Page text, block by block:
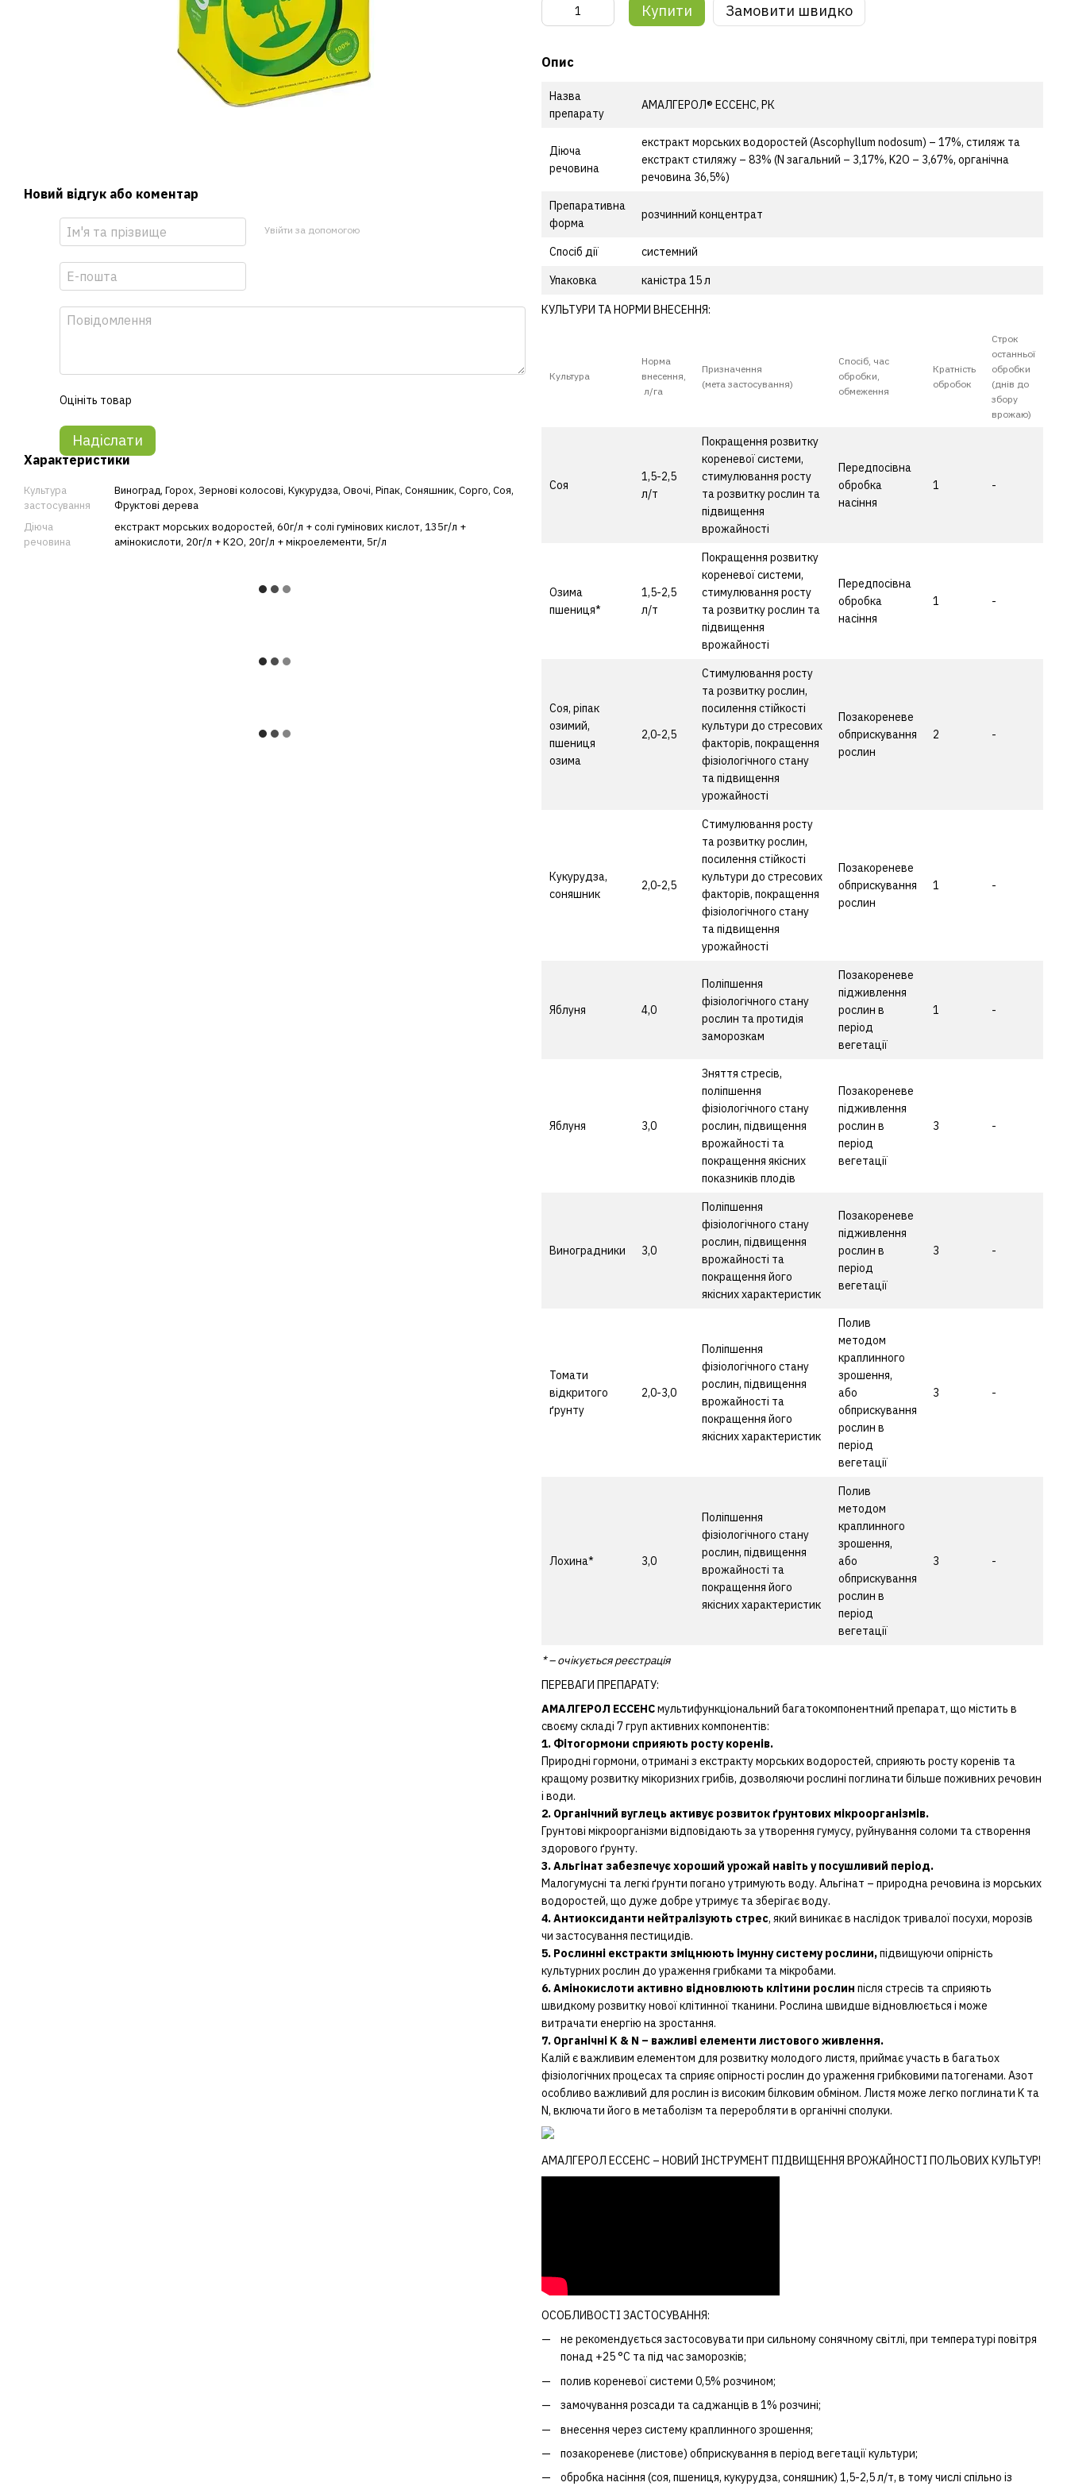
Новий відгук або коментар
Увійти за допомогою
Оцініть товар
Надіслати
Характеристики
Культура
застосування
Виноград, Горох, Зернові колосові, Кукурудза, Овочі, Ріпак, Соняшник, Сорго, Соя,
Фруктові дерева
Діюча
речовина
екстракт морських водоростей, 60г/л + солі гумінових кислот, 135г/л +
амінокислоти, 20г/л + K2O, 20г/л + мікроелементи, 5г/л
Купити Замовити швидко
Опис
Назва
препарату
АМАЛГЕРОЛ® ЕССЕНС, РК
Діюча
речовина
екстракт морських водоростей (Ascophyllum nodosum) – 17%, стиляж та
екстракт стиляжу – 83% (N загальний – 3,17%, K2O – 3,67%, органічна
речовина 36,5%)
Препаративна
форма
розчинний концентрат
Спосіб дії
системний
Упаковка
каністра 15 л
КУЛЬТУРИ ТА НОРМИ ВНЕСЕННЯ:
Культура
Норма
внесення,
л/га
Призначення
(мета застосування)
Спосіб, час
обробки,
обмеження
Кратність
обробок
Строк
останньої
обробки
(днів до
збору
врожаю)
Соя
1,5-2,5
л/т
Покращення розвитку
кореневої системи,
стимулювання росту
та розвитку рослин та
підвищення
врожайності
Передпосівна
обробка
насіння
1 -
Озима
пшениця*
1,5-2,5
л/т
Покращення розвитку
кореневої системи,
стимулювання росту
та розвитку рослин та
підвищення
врожайності
Передпосівна
обробка
насіння
1 -
Соя, ріпак
озимий,
пшениця
озима
2,0-2,5
Стимулювання росту
та розвитку рослин,
посилення стійкості
культури до стресових
факторів, покращення
фізіологічного стану
та підвищення
урожайності
Позакореневе
обприскування
рослин
2 -
Кукурудза,
соняшник
2,0-2,5
Стимулювання росту
та розвитку рослин,
посилення стійкості
культури до стресових
факторів, покращення
фізіологічного стану
та підвищення
урожайності
Позакореневе
обприскування
рослин
1 -
Яблуня 4,0
Поліпшення
фізіологічного стану
рослин та протидія
заморозкам
Позакореневе
підживлення
рослин в
період
вегетації
1 -
Яблуня 3,0
Зняття стресів,
поліпшення
фізіологічного стану
рослин, підвищення
врожайності та
покращення якісних
показників плодів
Позакореневе
підживлення
рослин в
період
вегетації
3 -
Виноградники 3,0
Поліпшення
фізіологічного стану
рослин, підвищення
врожайності та
покращення його
якісних характеристик
Позакореневе
підживлення
рослин в
період
вегетації
3 -
Томати
відкритого
ґрунту
2,0-3,0
Поліпшення
фізіологічного стану
рослин, підвищення
врожайності та
покращення його
якісних характеристик
Полив
методом
краплинного
зрошення,
або
обприскування
рослин в
період
вегетації
3 -
Лохина* 3,0
Поліпшення
фізіологічного стану
рослин, підвищення
врожайності та
покращення його
якісних характеристик
Полив
методом
краплинного
зрошення,
або
обприскування
рослин в
період
вегетації
3 -
* – очікується реєстрація
ПЕРЕВАГИ ПРЕПАРАТУ:
АМАЛГЕРОЛ ЕССЕНСмультифункціональний багатокомпонентний препарат, що містить в
своєму складі 7 груп активних компонентів:
1. Фітогормони сприяють росту коренів.
Природні гормони, отримані з екстракту морських водоростей, сприяють росту коренів та
кращому розвитку мікоризних грибів, дозволяючи рослині поглинати більше поживних речовин
і води.
2. Органічний вуглець активує розвиток ґрунтових мікроорганізмів.
Грунтові мікроорганізми відповідають за утворення гумусу, руйнування соломи та створення
здорового ґрунту.
3. Альгінат забезпечує хороший урожай навіть у посушливий період.
Малогумусні та легкі ґрунти погано утримують воду. Альгінат – природна речовина із морських
водоростей, що дуже добре утримує та зберігає воду.
4. Антиоксиданти нейтралізують стрес, який виникає в наслідок тривалої посухи, морозів
чи застосування пестицидів.
5. Рослинні екстракти зміцнюють імунну систему рослини,підвищуючи опірність
культурних рослин до ураження грибками та мікробами.
6. Амінокислоти активно відновлюють клітини рослин після стресів та сприяють
швидкому розвитку нової клітинної тканини. Рослина швидше відновлюється і може
витрачати енергію на зростання.
7. Органічні K & N – важливі елементи листового живлення.
Калій є важливим елементом для розвитку молодого листя, приймає участь в багатьох
фізіологічних процесах та сприяє опірності рослин до ураження грибковими патогенами. Азот
особливо важливий для рослин із високим білковим обміном. Листя може легко поглинати K та
N, включати його в метаболізм та переробляти в органічні сполуки.
АМАЛГЕРОЛ ЕССЕНС – НОВИЙ ІНСТРУМЕНТ ПІДВИЩЕННЯ ВРОЖАЙНОСТІ ПОЛЬОВИХ КУЛЬТУР!
ОСОБЛИВОСТІ ЗАСТОСУВАННЯ:
не рекомендується застосовувати при сильному сонячному світлі, при температурі повітря
понад +25 °С та під час заморозків;
полив кореневої системи 0,5% розчином;
замочування розсади та саджанців в 1% розчині;
внесення через систему краплинного зрошення;
позакореневе (листове) обприскування в період вегетації культури;
обробка насіння (соя, пшениця, кукурудза, соняшник) 1,5-2,5 л/т, в тому числі спільно із